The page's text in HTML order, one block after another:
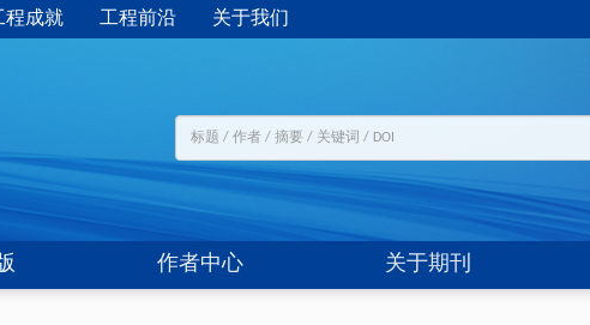
程成就 工程前沿 关于我们
作者中心 关于期刊